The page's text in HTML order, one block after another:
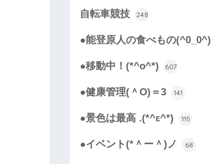
自転車競技 248
●能登原人の食べもの(^0_0^)
●移動中！(*^o^*) 607
●健康管理(＾O)＝3 141
●景色は最高 .(*^ε^*) 115
●イベント(*＾ー＾)ノ 68